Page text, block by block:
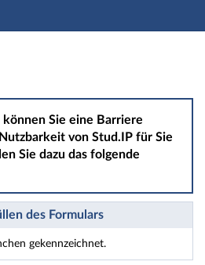
Sie eine Barriere
von Stud.IP für Sie
Sie dazu das folgende
des Formulars
gekennzeichnet.